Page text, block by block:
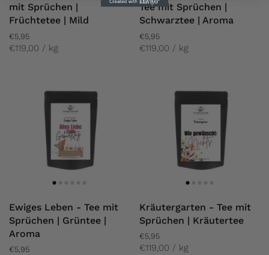
mit Sprüchen |
Früchtetee | Mild
€5,95
€119,00 / kg
Tee mit Sprüchen |
Schwarztee | Aroma
€5,95
€119,00 / kg
Ewiges Leben - Tee mit
Sprüchen | Grüntee |
Aroma
€5,95
Kräutergarten - Tee mit
Sprüchen | Kräutertee
€5,95
€119,00 / kg